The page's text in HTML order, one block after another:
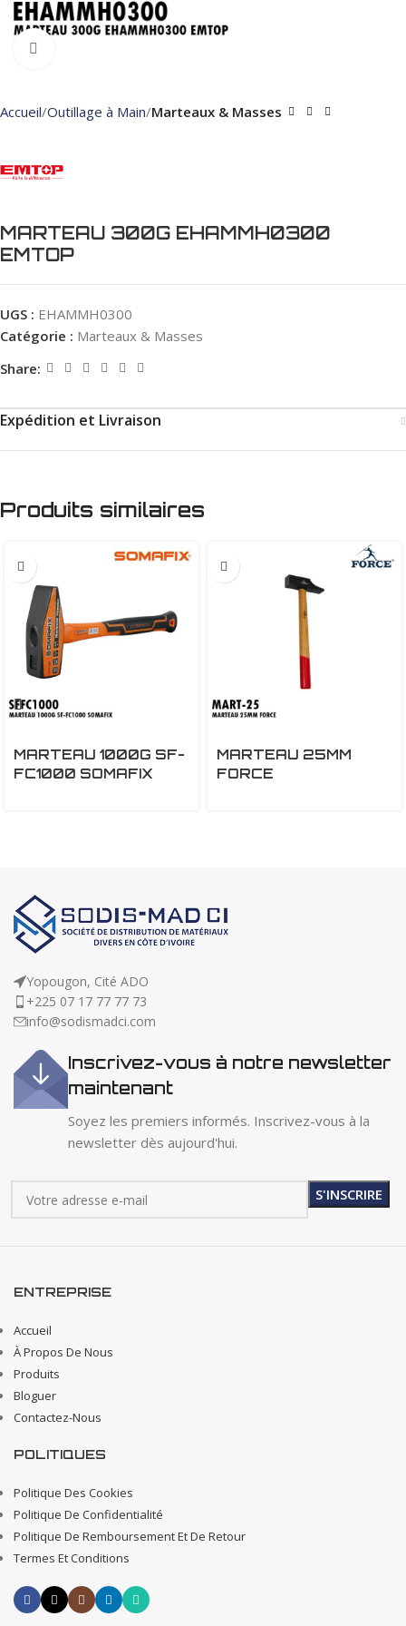
Accueil Outillage à Main Marteaux & Masses
MARTEAU 300G EHAMMH0300
EMTOP
UGS : EHAMMH0300
Catégorie : Marteaux & Masses
Share:
Expédition et Livraison
Produits similaires
MARTEAU 1000G SF-
FC1000 SOMAFIX
MARTEAU 25MM
FORCE
Yopougon, Cité ADO
+225 07 17 77 77 73
info@sodismadci.com
Inscrivez-vous à notre newsletter
maintenant
Soyez les premiers informés. Inscrivez-vous à la
newsletter dès aujourd'hui.
ENTREPRISE
Accueil
À Propos De Nous
Produits
Bloguer
Contactez-Nous
POLITIQUES
Politique Des Cookies
Politique De Confidentialité
Politique De Remboursement Et De Retour
Termes Et Conditions